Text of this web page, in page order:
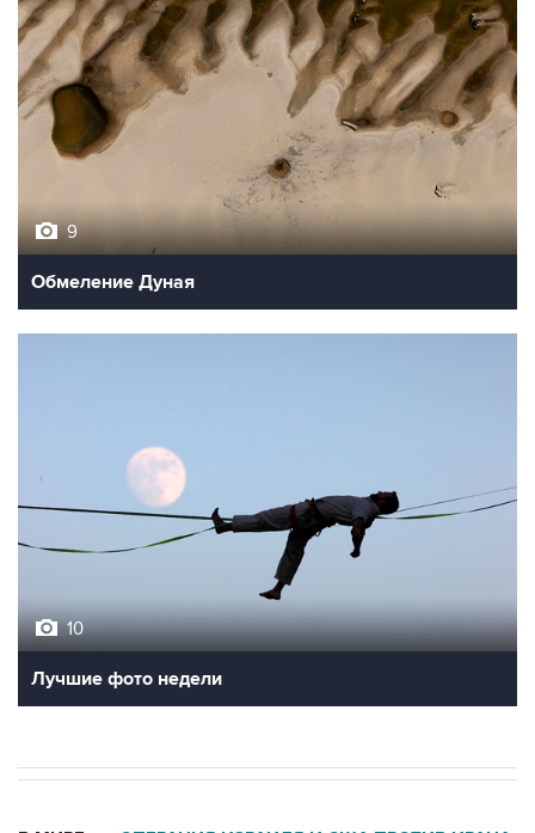
Обмеление Дуная
Лучшие фото недели